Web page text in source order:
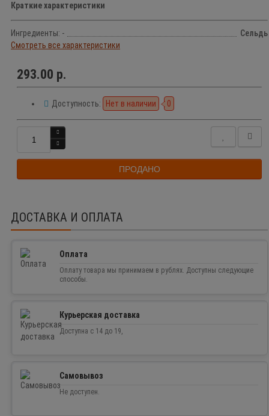
Краткие характеристики
Ингредиенты: -
Сельдь
Смотреть все характеристики
293.00 р.
Доступность: Нет в наличии 0
ПРОДАНО
ДОСТАВКА И ОПЛАТА
Оплата
Оплату товара мы принимаем в рублях. Доступны следующие
способы.
Курьерская доставка
Доступна с 14 до 19,
Самовывоз
Не доступен.